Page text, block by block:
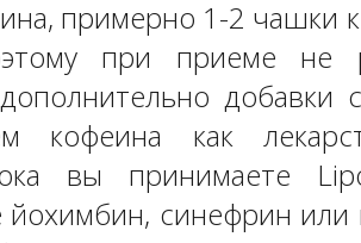
примерно 1-2 чашки
при приеме не
кофеина как
вы принимаете
йохимбин, синефрин или